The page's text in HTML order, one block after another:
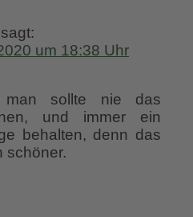
sagt:
um 18:38 Uhr
sollte nie das
und immer ein
behalten, denn das
schöner.